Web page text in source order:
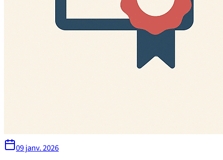
09 janv. 2026